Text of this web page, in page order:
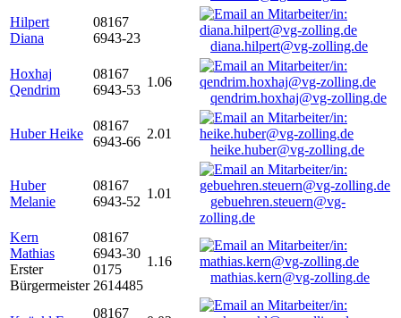
Hilpert
Diana
08167
6943-23
diana.hilpert@vg-zolling.de
Hoxhaj
Qendrim
08167
6943-53
1.06
qendrim.hoxhaj@vg-zolling.de
Huber Heike
08167
6943-66
2.01
heike.huber@vg-zolling.de
Huber
Melanie
08167
6943-52
1.01
gebuehren.steuern@vg-
zolling.de
Kern
Mathias
Erster
Bürgermeister
08167
6943-30
0175
2614485
1.16
mathias.kern@vg-zolling.de
08167